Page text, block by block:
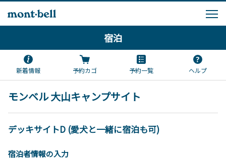
宿泊
新着情報 予約カゴ 予約一覧 ヘルプ
モンベル 大山キャンプサイト
デッキサイトD (愛犬と一緒に宿泊も可)
宿泊者情報の入力